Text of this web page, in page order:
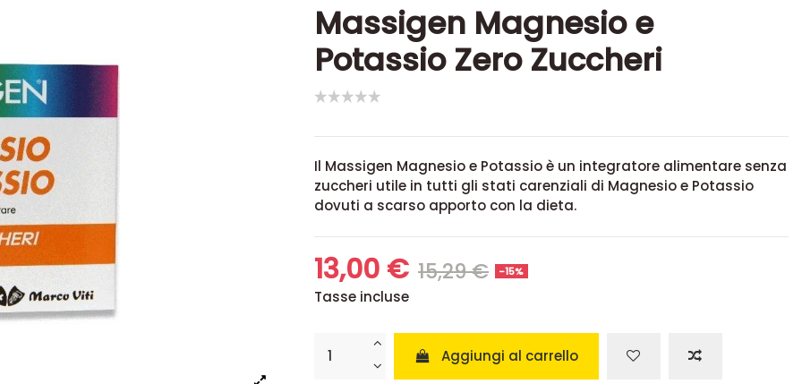
Massigen Magnesio e
Potassio Zero Zuccheri
Il Massigen Magnesio e Potassio è un integratore alimentare senza
zuccheri utile in tutti gli stati carenziali di Magnesio e Potassio
dovuti a scarso apporto con la dieta.
13,00 € 15,29 € -15%
Tasse incluse
Aggiungi al carrello